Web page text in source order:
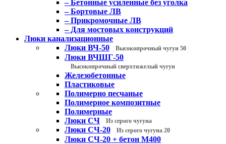
– Бетонные усиленные без уголка
– Бортовые ЛВ
– Прикромочные ЛВ
– Для мостовых конструкций
Люки канализационные
Люки ВЧ-50
Высокопрочный чугун 50
Люки ВЧШГ-50
Высокопрочный сверхтяжелый чугун
Железобетонные
Пластиковые
Полимерно песчаные
Полимерное композитные
Полимерные
Люки СЧ
Из серого чугуна
Люки СЧ-20 Из серого чугуна 20
Люки СЧ-20 + бетон М400